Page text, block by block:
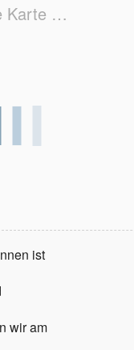
Karte …
ist
wir am